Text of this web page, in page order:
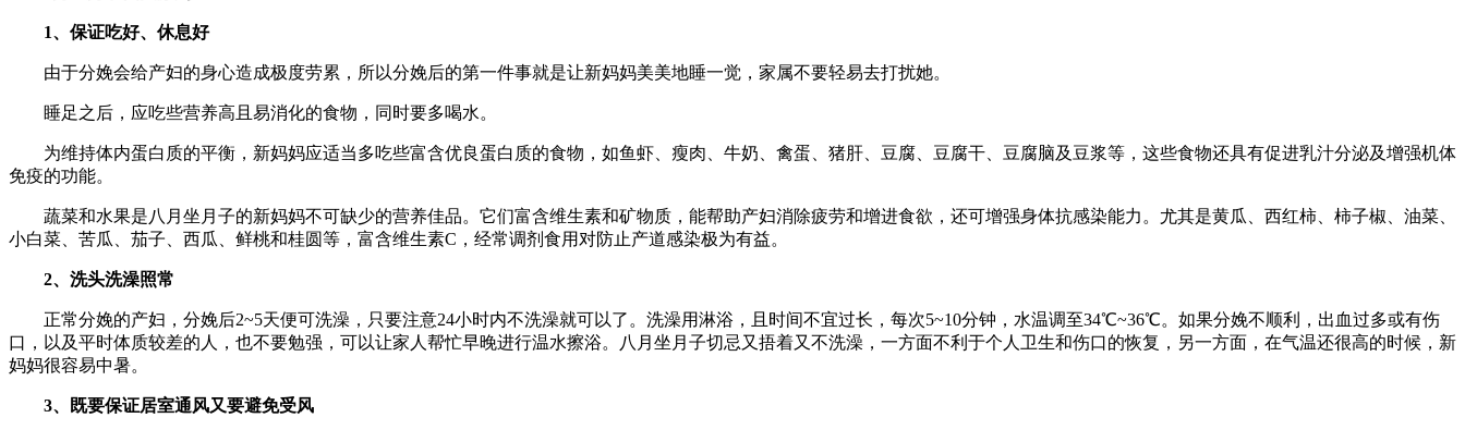
1、保证吃好、休息好
由于分娩会给产妇的身心造成极度劳累，所以分娩后的第一件事就是让新妈妈美美地睡一觉，家属不要轻易去打扰她。
睡足之后，应吃些营养高且易消化的食物，同时要多喝水。
为维持体内蛋白质的平衡，新妈妈应适当多吃些富含优良蛋白质的食物，如鱼虾、瘦肉、牛奶、禽蛋、猪肝、豆腐、豆腐干、豆腐脑及豆浆等，这些食物还具有促进乳汁分泌及增强机体
免疫的功能。
蔬菜和水果是八月坐月子的新妈妈不可缺少的营养佳品。它们富含维生素和矿物质，能帮助产妇消除疲劳和增进食欲，还可增强身体抗感染能力。尤其是黄瓜、西红柿、柿子椒、油菜、
小白菜、苦瓜、茄子、西瓜、鲜桃和桂圆等，富含维生素C，经常调剂食用对防止产道感染极为有益。
2、洗头洗澡照常
正常分娩的产妇，分娩后2~5天便可洗澡，只要注意24小时内不洗澡就可以了。洗澡用淋浴，且时间不宜过长，每次5~10分钟，水温调至34℃~36℃。如果分娩不顺利，出血过多或有伤
口，以及平时体质较差的人，也不要勉强，可以让家人帮忙早晚进行温水擦浴。八月坐月子切忌又捂着又不洗澡，一方面不利于个人卫生和伤口的恢复，另一方面，在气温还很高的时候，新
妈妈很容易中暑。
3、既要保证居室通风又要避免受风